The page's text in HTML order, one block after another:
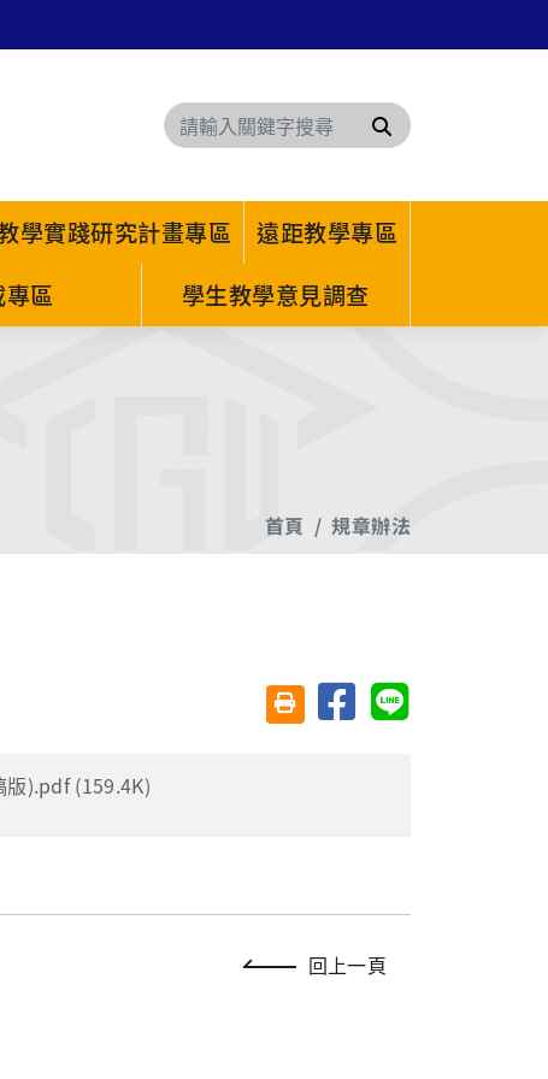
搜尋
學實踐研究計畫專區
遠距教學專區
區 學生教學意見調查
首頁 規章辦法
友善列印(另開視窗)
分享至臉書分享至 Line
版).pdf (159.4K)
回上一頁